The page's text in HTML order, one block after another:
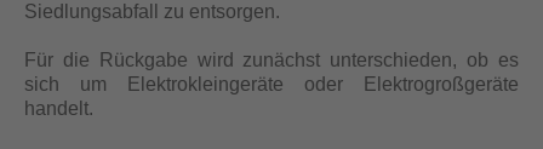
Siedlungsabfall zu entsorgen.
Für die Rückgabe wird zunächst unterschieden, ob es
sich um Elektrokleingeräte oder Elektrogroßgeräte
handelt.